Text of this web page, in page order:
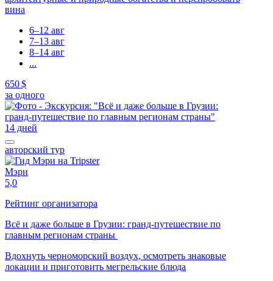
вина
6–12 авг
7–13 авг
8–14 авг
...
650 $
за одного
14 дней
авторский тур
Мэри
5,0
Рейтинг организатора
Всё и даже больше в Грузии: гранд-путешествие по
главным регионам страны
Вдохнуть черноморский воздух, осмотреть знаковые
локации и приготовить мегрельские блюда